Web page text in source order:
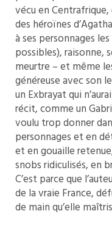
vécu en
des héroïnes
à ses personnages
possibles), raisonne,
meurtre – et même
généreuse avec son
un Exbrayat qui
récit, comme un
voulu trop donner
personnages et en
et en gouaille
snobs ridiculisés, en
C’est parce que
de la vraie France,
de main qu’elle